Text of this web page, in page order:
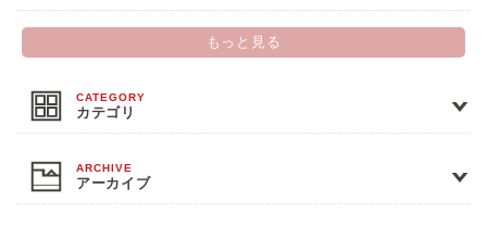
もっと見る
カテゴリ
アーカイブ